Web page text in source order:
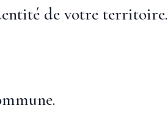
de votre territoire.